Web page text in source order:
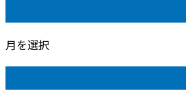
月を選択